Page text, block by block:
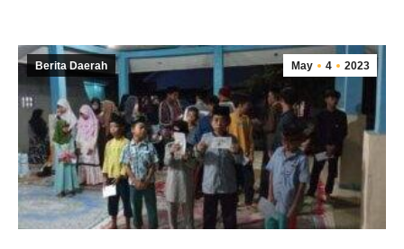
May 4 2023
Berita Daerah